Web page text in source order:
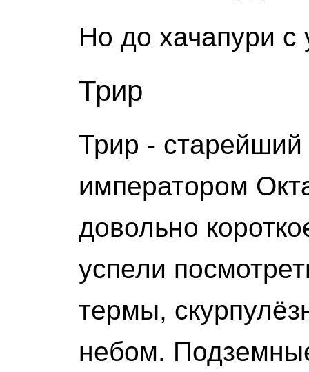
Но до хачапури с
Трир
Трир -
императором
довольно
успели
термы,
небом.